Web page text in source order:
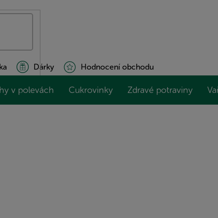
Dárky Hodnocení obchodu
v polevách Cukrovinky Zdravé potraviny